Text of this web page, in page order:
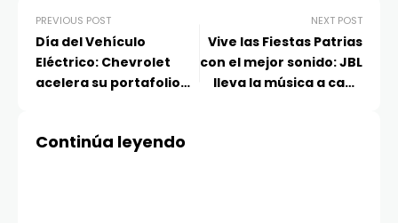
PREVIOUS POST
Día del Vehículo
Eléctrico: Chevrolet
acelera su portafolio
NEXT POST
Vive las Fiestas Patrias
con el mejor sonido: JBL
lleva la música a cada
Continúa leyendo